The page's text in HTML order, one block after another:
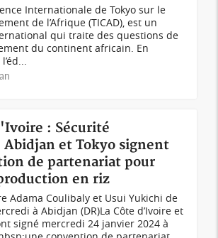
Internationale de Tokyo sur le
de l’Afrique (TICAD), est un
qui traite des questions de
du continent africain. En
: Sécurité
et Tokyo signent
de partenariat pour
en riz
Adama Coulibaly et Usui Yukichi de
à Abidjan (DR)La Côte d’Ivoire et
signé mercredi 24 janvier 2024 à